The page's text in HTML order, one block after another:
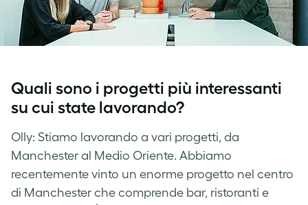
Quali sono i progetti più interessanti
su cui state lavorando?
Olly: Stiamo lavorando a vari progetti, da
Manchester al Medio Oriente. Abbiamo
recentemente vinto un enorme progetto nel centro
di Manchester che comprende bar, ristoranti e